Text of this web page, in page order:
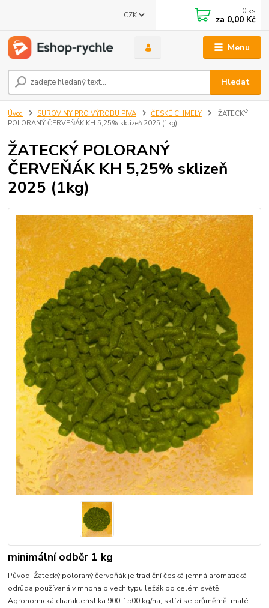
Menu
CZK
Hledat
0 ks
za 0,00 Kč
Úvod SUROVINY PRO VÝROBU PIVA ČESKÉ CHMELY
ŽATECKÝ
POLORANÝ ČERVEŇÁK KH 5,25% sklizeň 2025 (1kg)
ŽATECKÝ POLORANÝ
ČERVEŇÁK KH 5,25% sklizeň
2025 (1kg)
minimální odběr 1 kg
Původ: Žatecký poloraný červeňák je tradiční česká jemná aromatická
odrůda používaná v mnoha pivech typu ležák po celém světě
Agronomická charakteristika:900-1500 kg/ha, sklízí se průměrně, malé